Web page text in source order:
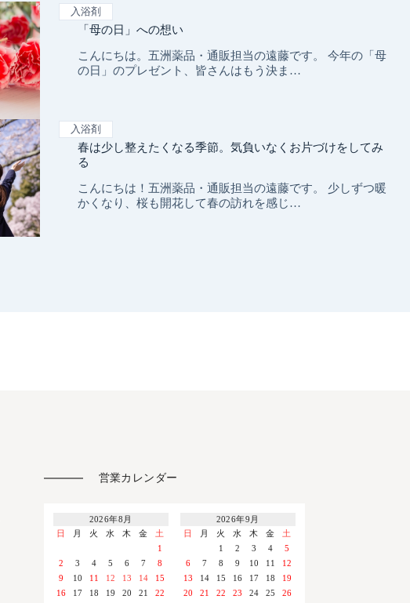
営業カレンダー
2026年8月
日
月 火 水 木 金
土
1
2
3 4 5 6 7
8
9
10 11 12 13 14
15
16
17 18 19 20 21 22
2026年9月
日
月 火 水 木 金
土
1
2 3 4
5
6
7 8 9 10 11
12
13
14 15 16 17 18
19
20
21 22 23 24 25 26